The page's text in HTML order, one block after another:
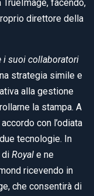
facendo,
direttore della
i suoi collaboratori
strategia simile e
alla gestione
la stampa. A
con l’odiata
tecnologie. In
di Royal e ne
ricevendo in
che consentirà di